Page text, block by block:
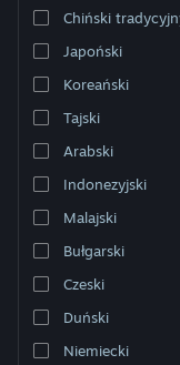
Zmień język
Pobierz aplikację
Wersja przeglądarkowa
Chiński
Japoński
Koreański
Tajski
Arabski
Indonezyjski
Malajski
Bułgarski
Czeski
Duński
Niemiecki
Liczba wyników
uwzględniono 4 tytułów